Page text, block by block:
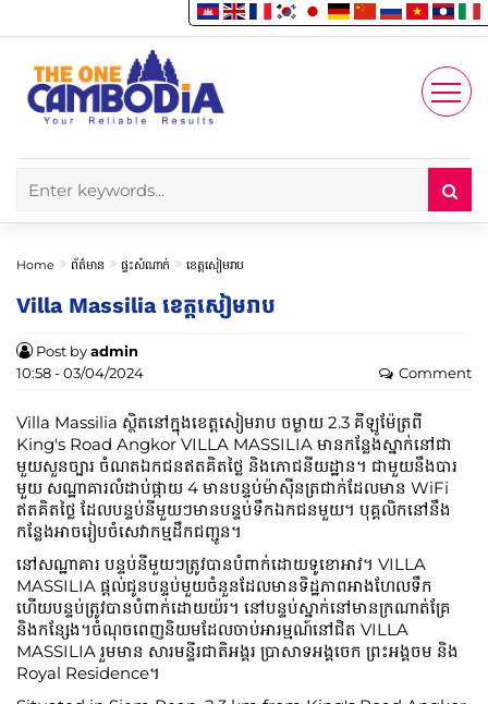
Account
Enjoy
Home ព័ត៌មាន ផ្ទះសំណាក់ ខេត្តសៀមរាប
Villa Massilia ខេត្តសៀមរាប
Post byadmin
10:58 - 03/04/2024
Comment
Villa Massilia ស្ថិតនៅក្នុងខេត្តសៀមរាប ចម្ងាយ 2.3 គីឡូម៉ែត្រពី
King's Road Angkor VILLA MASSILIA មានកន្លែងស្នាក់នៅជា
មួយសួនច្បារ ចំណតឯកជនឥតគិតថ្លៃ និងភោជនីយដ្ឋាន។ ជាមួយនឹងបារ
មួយ សណ្ឋាគារលំដាប់ផ្កាយ 4 មានបន្ទប់ម៉ាស៊ីនត្រជាក់ដែលមាន WiFi
ឥតគិតថ្លៃ ដែលបន្ទប់នីមួយៗមានបន្ទប់ទឹកឯកជនមួយ។ បុគ្គលិកនៅនឹង
កន្លែងអាចរៀបចំសេវាកម្មដឹកជញ្ជូន។
នៅសណ្ឋាគារ បន្ទប់នីមួយៗត្រូវបានបំពាក់ដោយទូខោអាវ។ VILLA
MASSILIA ផ្តល់ជូនបន្ទប់មួយចំនួនដែលមានទិដ្ឋភាពអាងហែលទឹក
ហើយបន្ទប់ត្រូវបានបំពាក់ដោយយ៉រ។ នៅបន្ទប់ស្នាក់នៅមានក្រណាត់គ្រែ
និងកន្សែង។ចំណុចពេញនិយមដែលចាប់អារម្មណ៍នៅជិត VILLA
MASSILIA រួមមាន សារមន្ទីរជាតិអង្គរ ប្រាសាទអង្គចេក ព្រះអង្គចម និង
Royal Residence។